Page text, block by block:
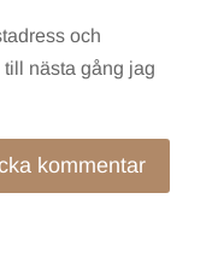
och
nästa gång jag
kommentar